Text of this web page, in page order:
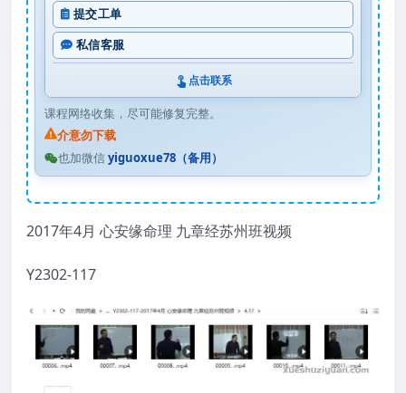
提交工单
私信客服
点击联系
课程网络收集，尽可能修复完整。
介意勿下载
也加微信yiguoxue78（备用）
2017年4月 心安缘命理 九章经苏州班视频
Y2302-117